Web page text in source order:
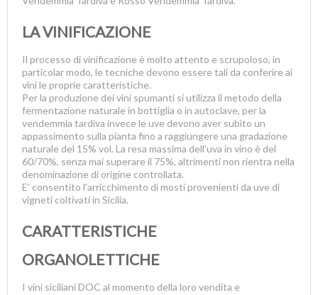
LA VINIFICAZIONE
Il processo di vinificazione è molto attento e scrupoloso, in
particolar modo, le tecniche devono essere tali da conferire ai
vini le proprie caratteristiche.
Per la produzione dei vini spumanti si utilizza il metodo della
fermentazione naturale in bottiglia o in autoclave, per la
vendemmia tardiva invece le uve devono aver subìto un
appassimento sulla pianta fino a raggiungere una gradazione
naturale del 15% vol. La resa massima dell'uva in vino è del
60/70%, senza mai superare il 75%, altrimenti non rientra nella
denominazione di origine controllata.
E' consentito l'arricchimento di mosti provenienti da uve di
vigneti coltivati in Sicilia.
CARATTERISTICHE
ORGANOLETTICHE
I vini siciliani DOC al momento della loro vendita e